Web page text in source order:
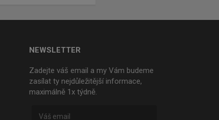
NEWSLETTER
Zadejte váš email a my Vám budeme
zasílat ty nejdůležitější informace,
maximálně 1x týdně.